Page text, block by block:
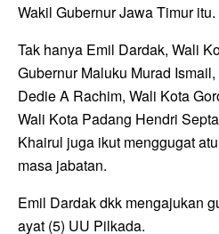
Wakil Gubernur Jawa Timur itu.
Tak hanya Emil Dardak, Wali
Gubernur Maluku Murad
Dedie A Rachim, Wali Kota
Wali Kota Padang Hendri
Khairul juga ikut menggugat
masa jabatan.
Emil Dardak dkk mengajukan
ayat (5) UU Pilkada.